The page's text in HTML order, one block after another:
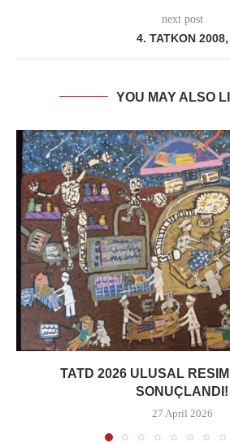
next post
4. TATKON 2008,
YOU MAY ALSO
TATD 2026 ULUSAL RESIM
SONUÇLANDI!
27 April 2026